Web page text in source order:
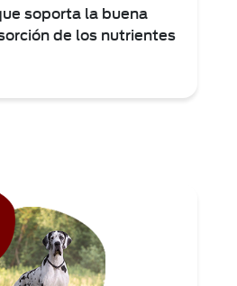
soporta la buena
de los nutrientes